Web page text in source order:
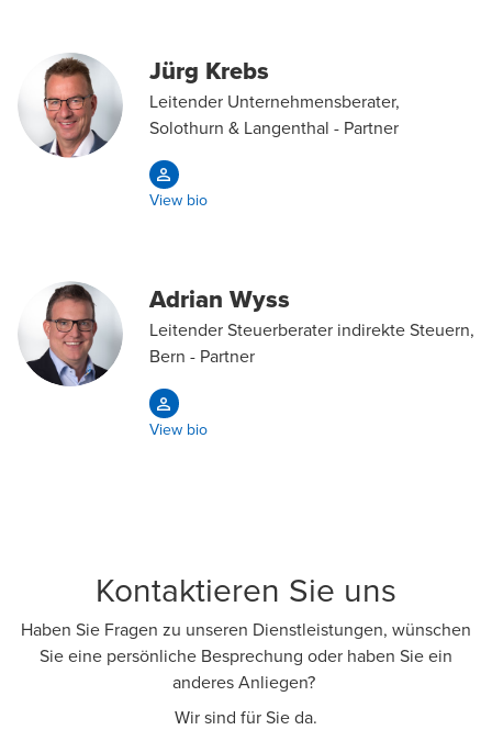
Jürg Krebs
Leitender Unternehmensberater,
Solothurn & Langenthal - Partner
View bio
Adrian Wyss
Leitender Steuerberater indirekte Steuern,
Bern - Partner
View bio
Kontaktieren Sie uns
Haben Sie Fragen zu unseren Dienst­leistungen, wün­schen
Sie eine per­sönliche Be­sprechung oder haben Sie ein
anderes An­liegen?
Wir sind für Sie da.